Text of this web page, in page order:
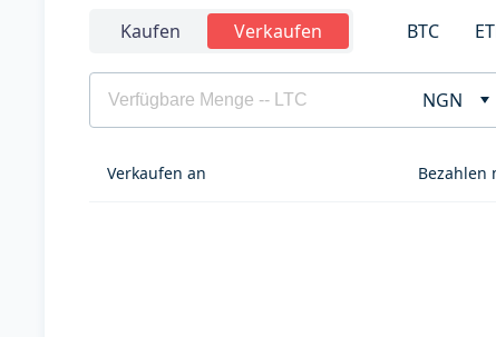
Kaufen Verkaufen BTC
NGN
Verkaufen an Bezahlen